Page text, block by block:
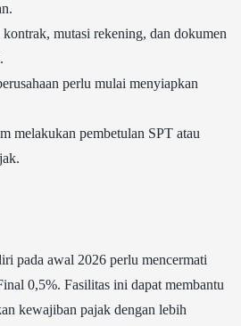
mutasi rekening, dan dokumen
perlu mulai menyiapkan
melakukan pembetulan SPT atau
pada awal 2026 perlu mencermati
0,5%. Fasilitas ini dapat membantu
kewajiban pajak dengan lebih